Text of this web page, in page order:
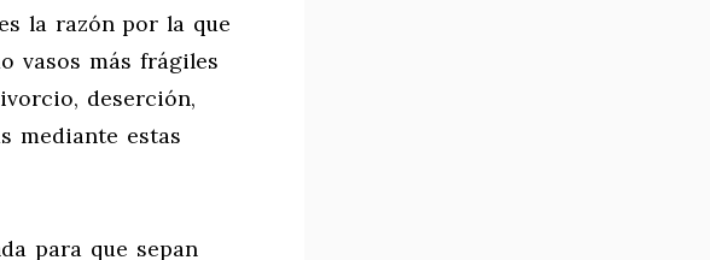
la razón por la que
vasos más frágiles
deserción,
mediante estas
para que sepan